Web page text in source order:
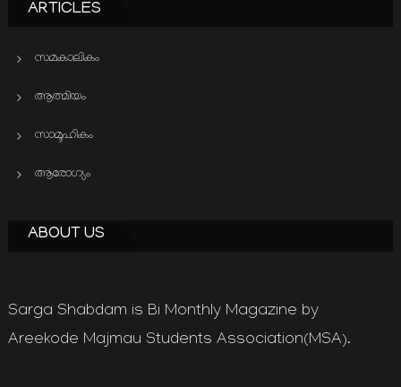
ARTICLES
സമകാലികം
ആത്മിയം
സാമൂഹികം
ആരോഗ്യം
ABOUT US
Sarga Shabdam is Bi Monthly Magazine by
Areekode Majmau Students Association(MSA).